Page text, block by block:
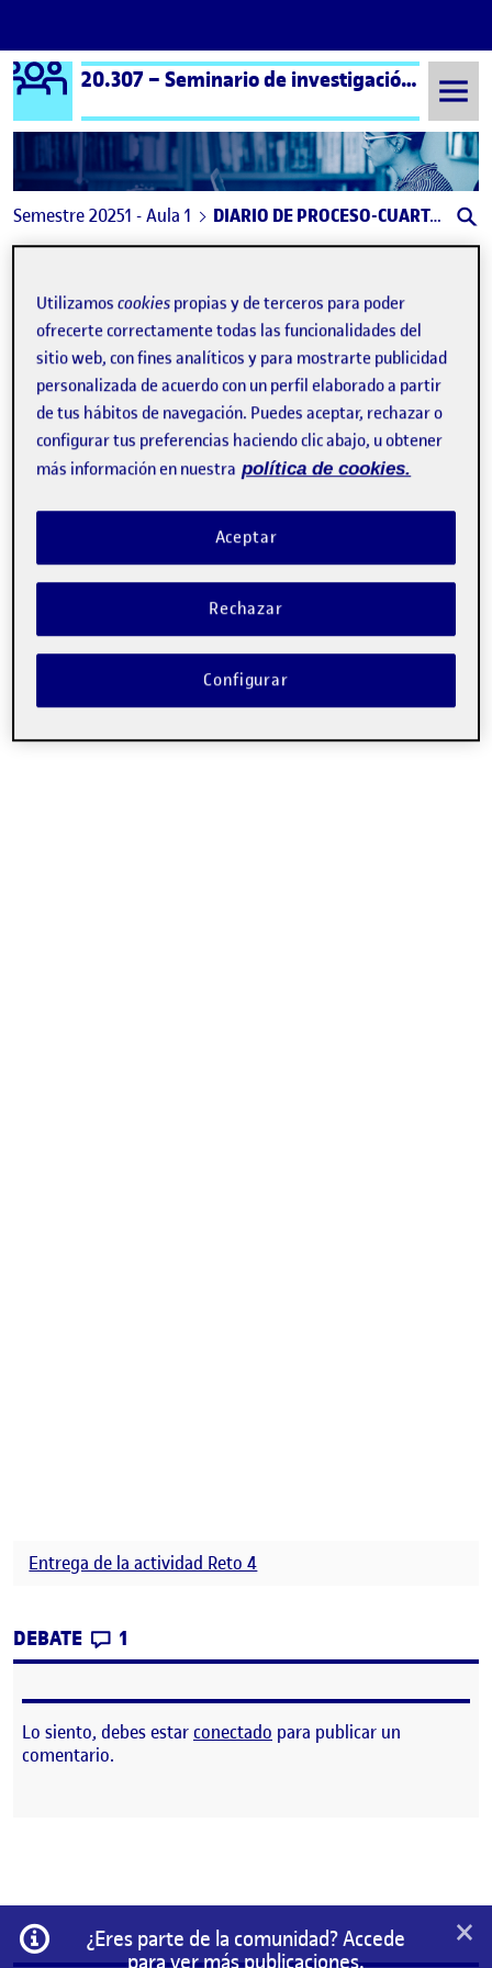
Saltar al contenido
Logo Ágora 20.307 – Seminario de investigación artística – Aula 1
Semestre 20251 - Aula 1 DIARIO DE PROCESO-CUARTA ENTREGA
Publicado porDIARIO DE PROCESO-CUARTA
Publicado por
Carla Castaño Maidana
Visibilidad:
Pública-Fecha de publicación
9 Ene 2026-1 comentarioen DIARIO DE PROCESO-CUARTA
Entrega de la actividad Reto 4
DEBATE CONTRIBUTIONS
1
Lo siento, debes estarconectado para publicar un
comentario.
Información
¿Eres parte de la comunidad? Accede
para ver más publicaciones.
×
Utilizamoscookies propias y de terceros para poder
ofrecerte correctamente todas las funcionalidades del
sitio web, con fines analíticos y para mostrarte publicidad
personalizada de acuerdo con un perfil elaborado a partir
de tus hábitos de navegación. Puedes aceptar, rechazar o
configurar tus preferencias haciendo clic abajo, u obtener
más información en nuestra política de cookies.
Rechazar
Aceptar
Configurar